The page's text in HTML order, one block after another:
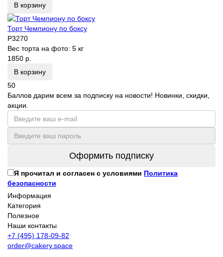
В корзину
Торт Чемпиону по боксу
P3270
Вес торта на фото: 5 кг
1850 р.
В корзину
50
Баллов дарим всем за подписку на новости! Новинки, скидки,
акции.
Оформить подписку
Я прочитал и согласен с условиями Политика
безопасности
Информация
Категория
Полезное
Наши контакты
+7 (495) 178-09-82
order@cakery.space